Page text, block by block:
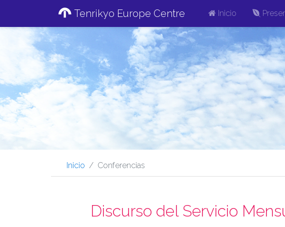
Tenrikyo Europe Centre Inicio
Inicio Conferencias
Discurso del Servicio